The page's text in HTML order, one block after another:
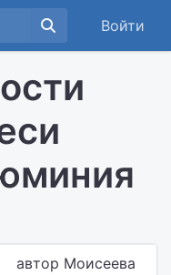
Войти
автор Моисеева